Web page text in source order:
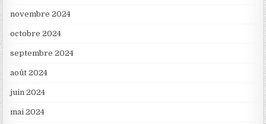
novembre 2024
octobre 2024
septembre 2024
août 2024
juin 2024
mai 2024